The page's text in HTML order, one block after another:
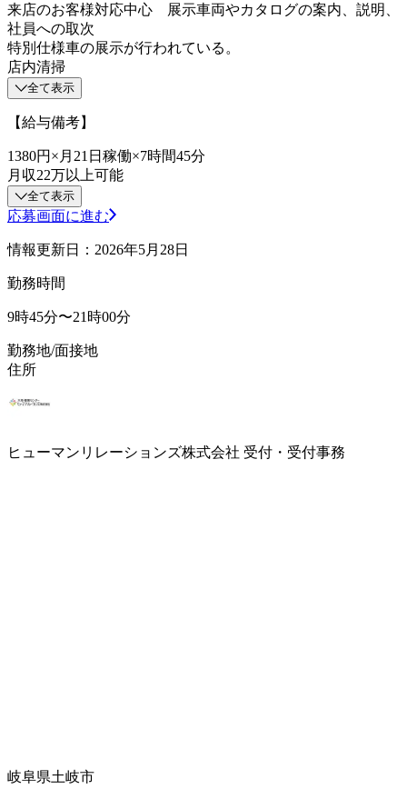
来店のお客様対応中心 展示車両やカタログの案内、説明、
社員への取次
特別仕様車の展示が行われている。
店内清掃
全て表示
【給与備考】
1380円×月21日稼働×7時間45分
月収22万以上可能
全て表示
応募画面に進む
情報更新日：2026年5月28日
勤務時間
9時45分〜21時00分
勤務地/面接地
住所
ヒューマンリレーションズ株式会社 受付・受付事務
岐阜県土岐市